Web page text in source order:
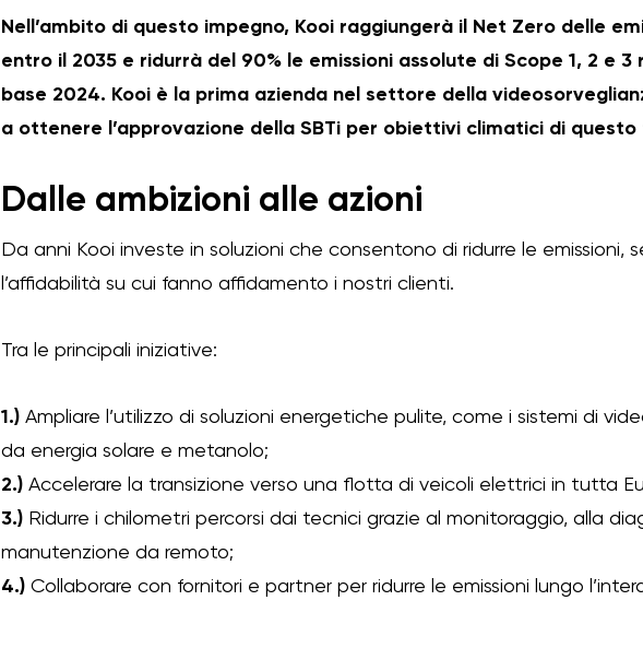
Nell’ambito di questo impegno, Kooi raggiungerà il Net Zero delle
entro il 2035 e ridurrà del 90% le emissioni assolute di Scope 1, 2 e
base 2024. Kooi è la prima azienda nel settore della
a ottenere l’approvazione della SBTi per obiettivi climatici di questo
Dalle ambizioni alle azioni
Da anni Kooi investe in soluzioni che consentono di ridurre le emissioni,
l’affidabilità su cui fanno affidamento i nostri clienti.
Tra le principali iniziative:
1.) Ampliare l’utilizzo di soluzioni energetiche pulite, come i sistemi di
da energia solare e metanolo;
2.) Accelerare la transizione verso una flotta di veicoli elettrici in tutta
3.) Ridurre i chilometri percorsi dai tecnici grazie al monitoraggio, alla
manutenzione da remoto;
4.) Collaborare con fornitori e partner per ridurre le emissioni lungo